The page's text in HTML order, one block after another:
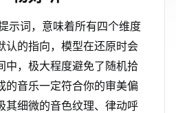
示词，意味着所有四个维度
认的指向，模型在还原时会
中，极大程度避免了随机拾
的音乐一定符合你的审美偏
其细微的音色纹理、律动呼